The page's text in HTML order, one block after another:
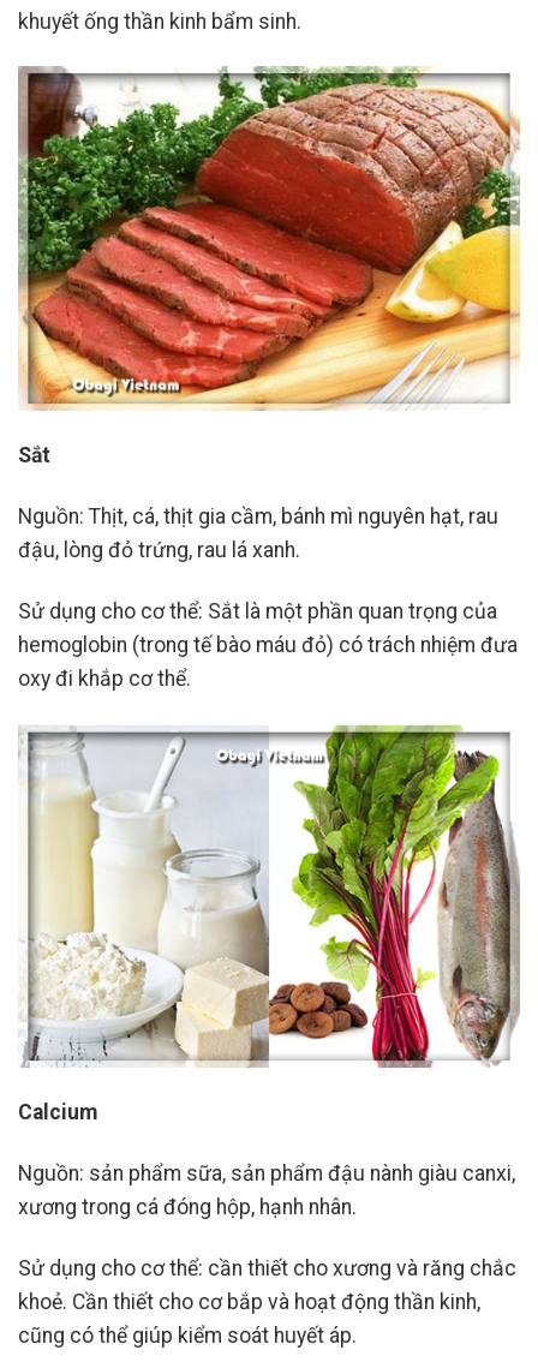
khuyết ống thần kinh bẩm sinh.
Sắt
Nguồn: Thịt, cá, thịt gia cầm, bánh mì nguyên hạt, rau
đậu, lòng đỏ trứng, rau lá xanh.
Sử dụng cho cơ thể: Sắt là một phần quan trọng của
hemoglobin (trong tế bào máu đỏ) có trách nhiệm đưa
oxy đi khắp cơ thể.
Calcium
Nguồn: sản phẩm sữa, sản phẩm đậu nành giàu canxi,
xương trong cá đóng hộp, hạnh nhân.
Sử dụng cho cơ thể: cần thiết cho xương và răng chắc
khoẻ. Cần thiết cho cơ bắp và hoạt động thần kinh,
cũng có thể giúp kiểm soát huyết áp.